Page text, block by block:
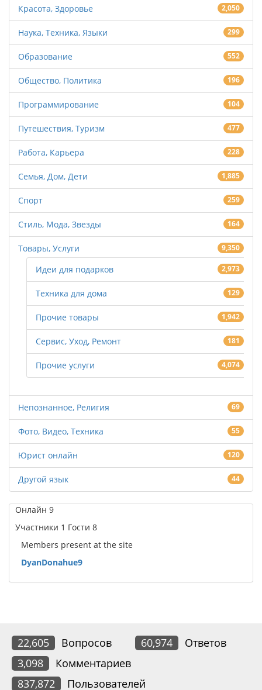
Красота, Здоровье 2,050
Наука, Техника, Языки 299
Образование 552
Общество, Политика 196
Программирование 104
Путешествия, Туризм 477
Работа, Карьера 228
Семья, Дом, Дети 1,885
Спорт 259
Стиль, Мода, Звезды 164
Товары, Услуги 9,350
Идеи для подарков 2,973
Техника для дома 129
Прочие товары 1,942
Сервис, Уход, Ремонт 181
Прочие услуги 4,074
Непознанное, Религия 69
Фото, Видео, Техника 55
Юрист онлайн 120
Другой язык 44
Онлайн 9
Участники 1 Гости 8
Members present at the site
DyanDonahue9
22,605 Вопросов 60,974
Ответов
3,098
Комментариев
837,872
Пользователей